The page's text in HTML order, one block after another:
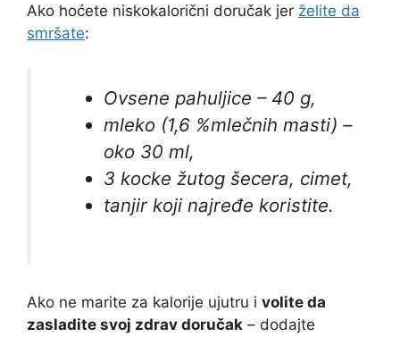
Ako hoćete niskokalorični doručak jer želite da
smršate:
Ovsene pahuljice – 40 g,
mleko (1,6 %mlečnih masti) –
oko 30 ml,
3 kocke žutog šecera, cimet,
tanjir koji najređe koristite.
Ako ne marite za kalorije ujutru i volite da
zasladite svoj zdrav doručak – dodajte